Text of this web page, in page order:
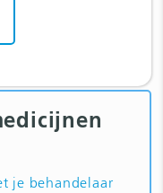
je behandelaar